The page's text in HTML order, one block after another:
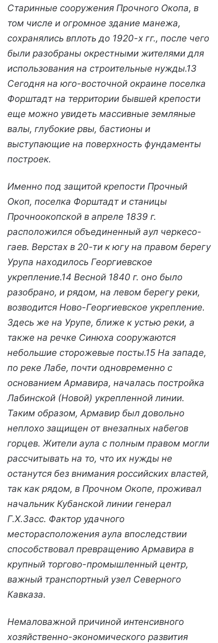
Старинные сооружения Прочного Окопа, в
том числе и огромное здание манежа,
сохранялись вплоть до 1920-х гг., после чего
были разобраны окрестными жителями для
использования на строительные нужды.13
Сегодня на юго-восточной окраине поселка
Форштадт на территории бывшей крепости
еще можно увидеть массивные земляные
валы, глубокие рвы, бастионы и
выступающие на поверхность фундаменты
построек.
Именно под защитой крепости Прочный
Окоп, поселка Форштадт и станицы
Прочноокопской в апреле 1839 г.
расположился объединенный аул черкесо-
гаев. Верстах в 20-ти к югу на правом берегу
Урупа находилось Георгиевское
укрепление.14 Весной 1840 г. оно было
разобрано, и рядом, на левом берегу реки,
возводится Ново-Георгиевское укрепление.
Здесь же на Урупе, ближе к устью реки, а
также на речке Синюха сооружаются
небольшие сторожевые посты.15 На западе,
по реке Лабе, почти одновременно с
основанием Армавира, началась постройка
Лабинской (Новой) укрепленной линии.
Таким образом, Армавир был довольно
неплохо защищен от внезапных набегов
горцев. Жители аула с полным правом могли
рассчитывать на то, что их нужды не
останутся без внимания российских властей,
так как рядом, в Прочном Окопе, проживал
начальник Кубанской линии генерал
Г.Х.Засс. Фактор удачного
месторасположения аула впоследствии
способствовал превращению Армавира в
крупный торгово-промышленный центр,
важный транспортный узел Северного
Кавказа.
Немаловажной причиной интенсивного
хозяйственно-экономического развития